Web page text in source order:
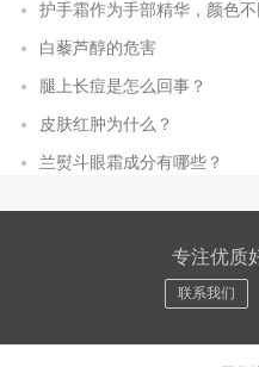
护手霜作为手部精华，颜色
白藜芦醇的危害
腿上长痘是怎么回事？
皮肤红肿为什么？
兰熨斗眼霜成分有哪些？
专注优质
联系我们